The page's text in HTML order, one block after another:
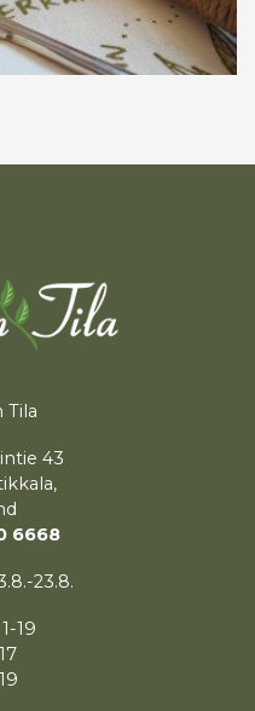
Tila
43
6668
23.8.
19